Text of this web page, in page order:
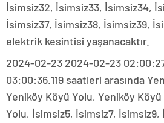
İsimsiz32, İsimsiz33, İsimsiz34,
İsimsiz37, İsimsiz38, İsimsiz39,
elektrik kesintisi yaşanacaktır.
2024-02-23 2024-02-23
03:00:36.119 saatleri arasında
Yeniköy Köyü Yolu, Yeniköy
Yolu, İsimsiz5, İsimsiz7, İsimsiz9,